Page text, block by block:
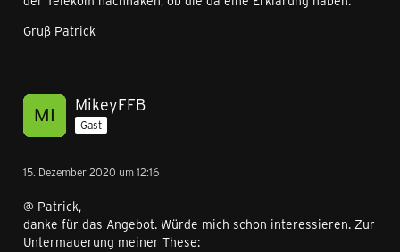
Gruß Patrick
MikeyFFB
Gast
15. Dezember 2020 um 12:16
@ Patrick,
danke für das Angebot. Würde mich schon interessieren. Zur
Untermauerung meiner These: